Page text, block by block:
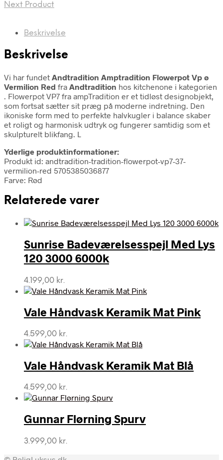
Next Product
Beskrivelse
Beskrivelse
Vi har fundet Andtradition Amptradition Flowerpot Vp ø
Vermilion Red fra Andtradition hos kitchenone i kategorien
. Flowerpot VP7 fra ampTradition er et tidløst designobjekt,
som fortsat sætter sit præg på moderne indretning. Den
ikoniske form med to perfekte halvkugler i balance skaber
et roligt og harmonisk udtryk og fungerer samtidig som et
skulpturelt blikfang. L
Yderlige produktinformationer:
Produkt id: andtradition-tradition-flowerpot-vp7-37-
vermilion-red 5705385036877
Farve: Rød
Relaterede varer
Sunrise Badeværelsesspejl Med Lys
120 3000 6000k
4.199,00 kr.
Vale Håndvask Keramik Mat Pink
4.599,00 kr.
Vale Håndvask Keramik Mat Blå
4.599,00 kr.
Gunnar Flørning Spurv
3.999,00 kr.